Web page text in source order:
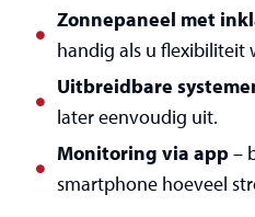
Zonnepaneel met
handig als u flexibiliteit
Uitbreidbare
later eenvoudig uit.
Monitoring via app–
smartphone hoeveel